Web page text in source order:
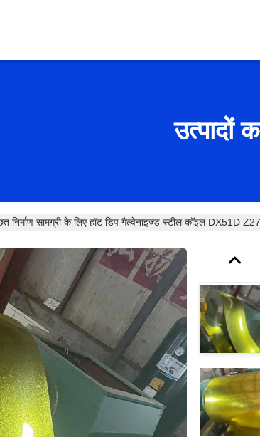
उत्पादों
निर्माण सामग्री के लिए हॉट डिप गैल्वेनाइज्ड स्टील कॉइल DX51D